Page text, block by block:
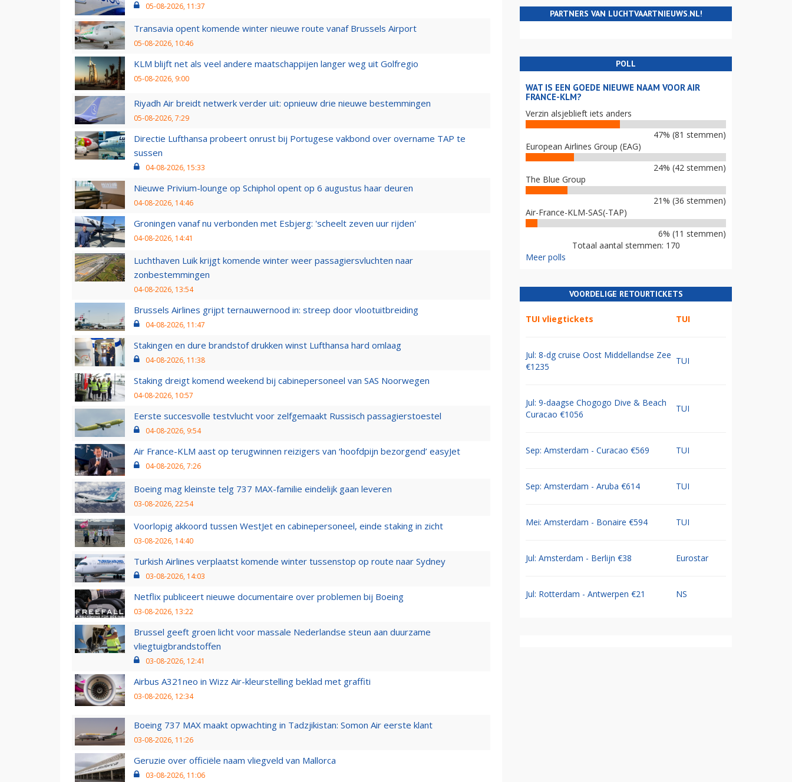
05-08-2026, 11:37
Transavia opent komende winter nieuwe route vanaf Brussels Airport
05-08-2026, 10:46
KLM blijft net als veel andere maatschappijen langer weg uit Golfregio
05-08-2026, 9:00
Riyadh Air breidt netwerk verder uit: opnieuw drie nieuwe bestemmingen
05-08-2026, 7:29
Directie Lufthansa probeert onrust bij Portugese vakbond over overname TAP te
sussen
04-08-2026, 15:33
Nieuwe Privium-lounge op Schiphol opent op 6 augustus haar deuren
04-08-2026, 14:46
Groningen vanaf nu verbonden met Esbjerg: 'scheelt zeven uur rijden'
04-08-2026, 14:41
Luchthaven Luik krijgt komende winter weer passagiersvluchten naar
zonbestemmingen
04-08-2026, 13:54
Brussels Airlines grijpt ternauwernood in: streep door vlootuitbreiding
04-08-2026, 11:47
Stakingen en dure brandstof drukken winst Lufthansa hard omlaag
04-08-2026, 11:38
Staking dreigt komend weekend bij cabinepersoneel van SAS Noorwegen
04-08-2026, 10:57
Eerste succesvolle testvlucht voor zelfgemaakt Russisch passagierstoestel
04-08-2026, 9:54
Air France-KLM aast op terugwinnen reizigers van ‘hoofdpijn bezorgend’ easyJet
04-08-2026, 7:26
Boeing mag kleinste telg 737 MAX-familie eindelijk gaan leveren
03-08-2026, 22:54
Voorlopig akkoord tussen WestJet en cabinepersoneel, einde staking in zicht
03-08-2026, 14:40
Turkish Airlines verplaatst komende winter tussenstop op route naar Sydney
03-08-2026, 14:03
Netflix publiceert nieuwe documentaire over problemen bij Boeing
03-08-2026, 13:22
Brussel geeft groen licht voor massale Nederlandse steun aan duurzame
vliegtuigbrandstoffen
03-08-2026, 12:41
Airbus A321neo in Wizz Air-kleurstelling beklad met graffiti
03-08-2026, 12:34
Boeing 737 MAX maakt opwachting in Tadzjikistan: Somon Air eerste klant
03-08-2026, 11:26
Geruzie over officiële naam vliegveld van Mallorca
03-08-2026, 11:06
PARTNERS VAN LUCHTVAARTNIEUWS.NL!
POLL
WAT IS EEN GOEDE NIEUWE NAAM VOOR AIR
FRANCE-KLM?
Verzin alsjeblieft iets anders
47% (81 stemmen)
European Airlines Group (EAG)
24% (42 stemmen)
The Blue Group
21% (36 stemmen)
Air-France-KLM-SAS(-TAP)
6% (11 stemmen)
Totaal aantal stemmen: 170
Meer polls
VOORDELIGE RETOURTICKETS
TUI vliegtickets TUI
Jul: 8-dg cruise Oost Middellandse Zee
€1235
TUI
Jul: 9-daagse Chogogo Dive & Beach
Curacao €1056
TUI
Sep: Amsterdam - Curacao €569 TUI
Sep: Amsterdam - Aruba €614 TUI
Mei: Amsterdam - Bonaire €594 TUI
Jul: Amsterdam - Berlijn €38 Eurostar
Jul: Rotterdam - Antwerpen €21 NS